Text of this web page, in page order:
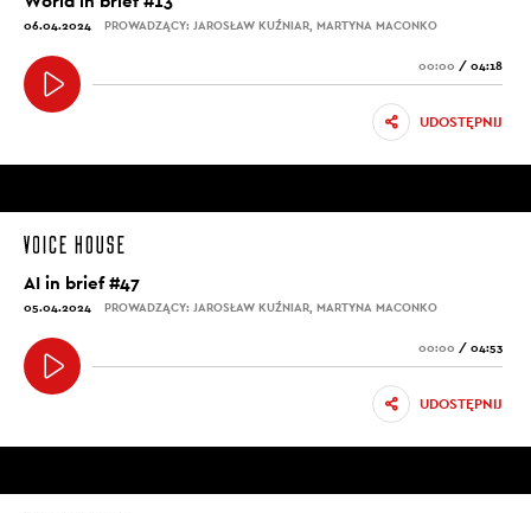
06.04.2024 PROWADZĄCY: JAROSŁAW KUŹNIAR, MARTYNA MACONKO
00:00 / 04:18
UDOSTĘPNIJ
AI in brief #47
05.04.2024 PROWADZĄCY: JAROSŁAW KUŹNIAR, MARTYNA MACONKO
00:00 / 04:53
UDOSTĘPNIJ